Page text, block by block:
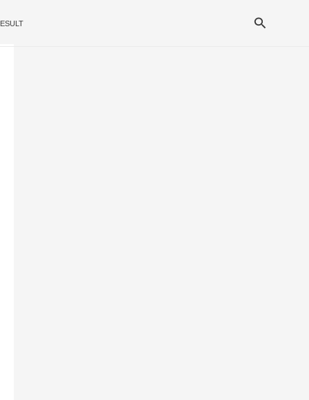
Search